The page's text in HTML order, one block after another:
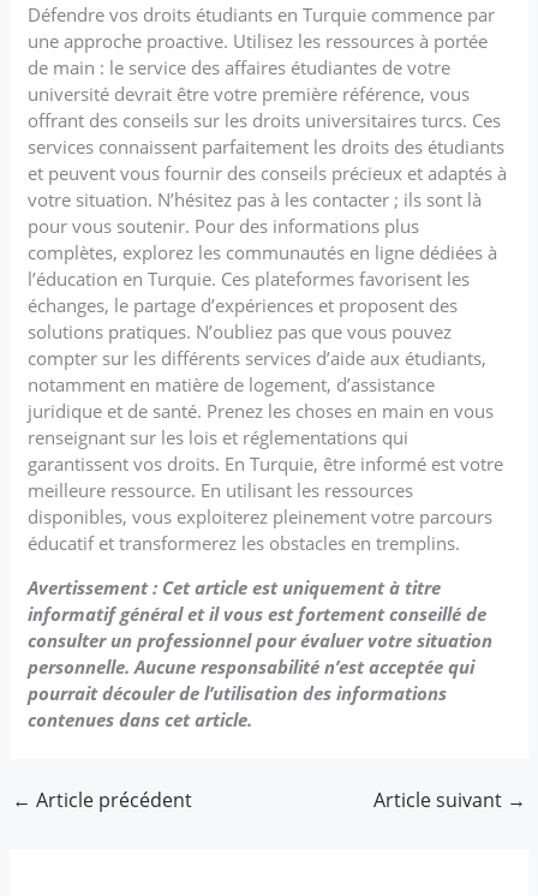
Défendre vos droits étudiants en Turquie commence par
une approche proactive. Utilisez les ressources à portée
de main : le service des affaires étudiantes de votre
université devrait être votre première référence, vous
offrant des conseils sur les droits universitaires turcs. Ces
services connaissent parfaitement les droits des étudiants
et peuvent vous fournir des conseils précieux et adaptés à
votre situation. N’hésitez pas à les contacter ; ils sont là
pour vous soutenir. Pour des informations plus
complètes, explorez les communautés en ligne dédiées à
l’éducation en Turquie. Ces plateformes favorisent les
échanges, le partage d’expériences et proposent des
solutions pratiques. N’oubliez pas que vous pouvez
compter sur les différents services d’aide aux étudiants,
notamment en matière de logement, d’assistance
juridique et de santé. Prenez les choses en main en vous
renseignant sur les lois et réglementations qui
garantissent vos droits. En Turquie, être informé est votre
meilleure ressource. En utilisant les ressources
disponibles, vous exploiterez pleinement votre parcours
éducatif et transformerez les obstacles en tremplins.
Avertissement : Cet article est uniquement à titre
informatif général et il vous est fortement conseillé de
consulter un professionnel pour évaluer votre situation
personnelle. Aucune responsabilité n’est acceptée qui
pourrait découler de l’utilisation des informations
contenues dans cet article.
← Article précédent Article suivant →